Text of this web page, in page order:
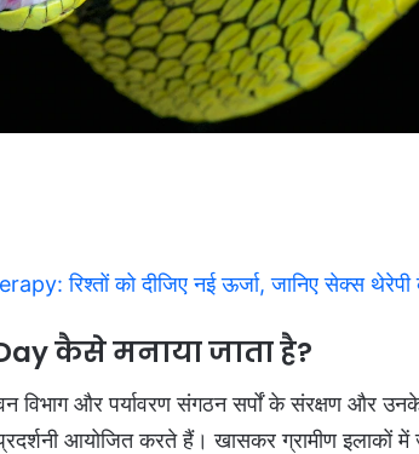
रिश्तों को दीजिए नई ऊर्जा, जानिए सेक्स
कैसे मनाया जाता है?
विभाग और पर्यावरण संगठन सर्पों के संरक्षण और
आयोजित करते हैं। खासकर ग्रामीण इलाकों